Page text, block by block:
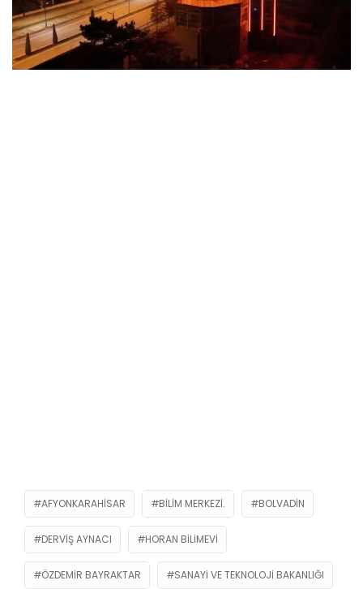
AFYONKARAHISAR BILIM MERKEZI. BOLVADIN
DERVIŞ AYNACI HORAN BILIMEVI
ÖZDEMIR BAYRAKTAR SANAYI VE TEKNOLOJI BAKANLIĞI